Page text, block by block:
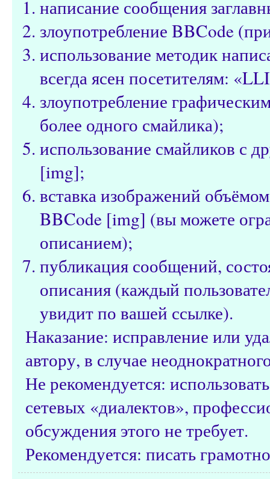
написание сообщения
злоупотребление BBCode
использование методик
всегда ясен посетителям:
злоупотребление
более одного смайлика);
использование смайликов с
[img];
вставка изображений
BBCode [img] (вы можете
описанием);
публикация сообщений,
описания (каждый
увидит по вашей ссылке).
Наказание: исправление или
автору, в случае
Не рекомендуется:
сетевых «диалектов»,
обсуждения этого не требует.
Рекомендуется: писать